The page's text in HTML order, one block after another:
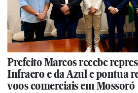
Prefeito Marcos recebe
Infraero e da Azul e pontua
voos comerciais em Mossoró